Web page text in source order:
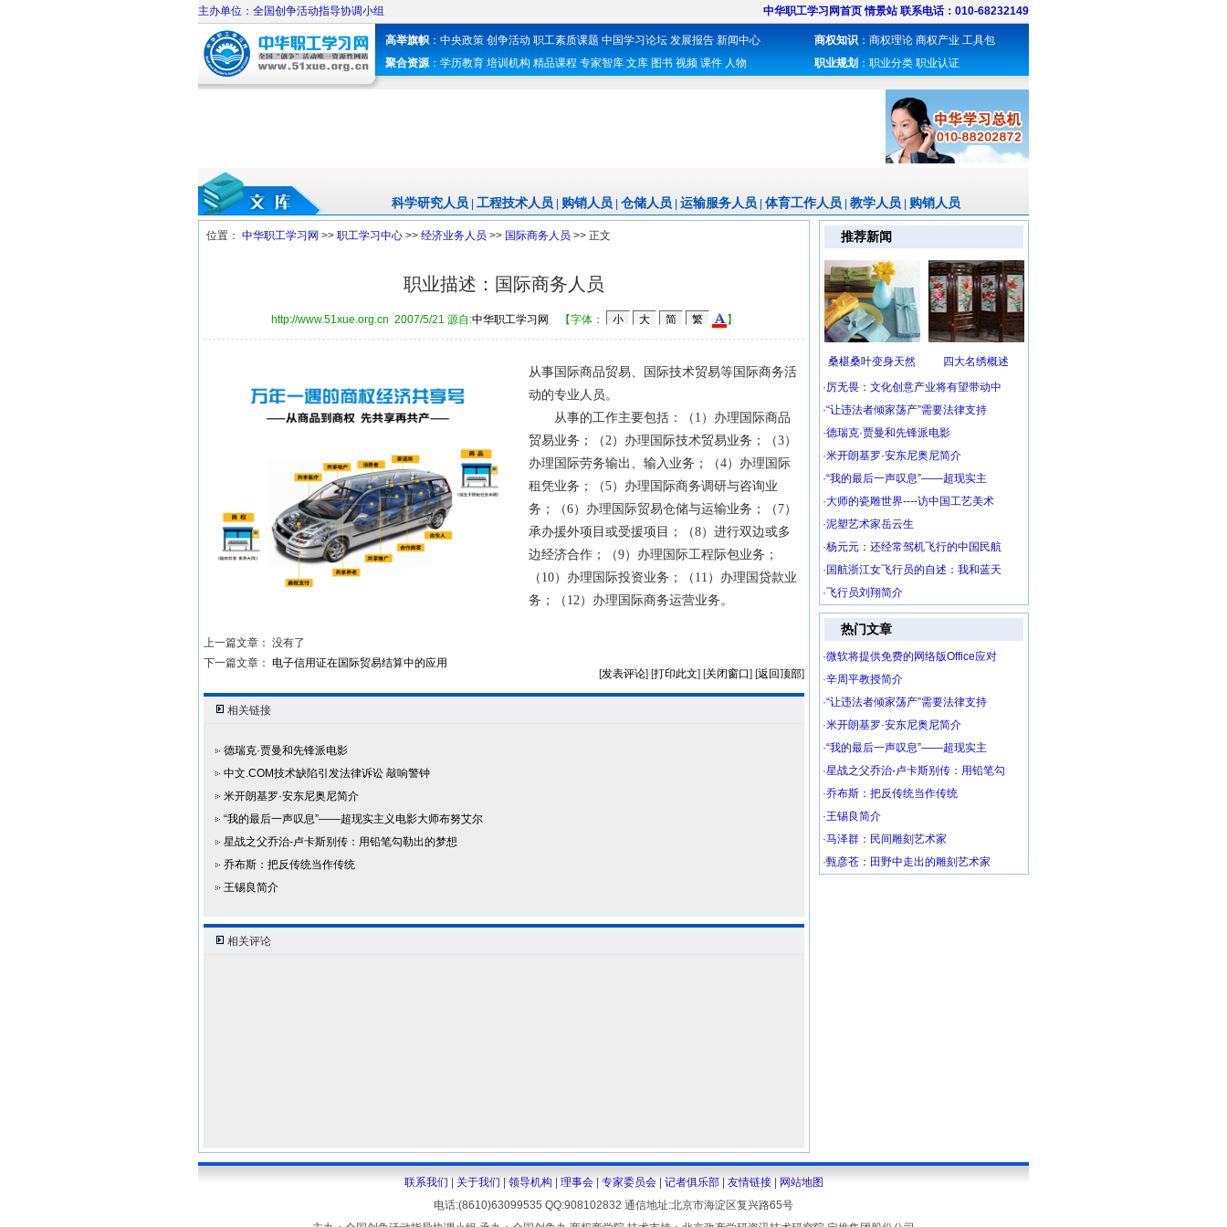
主办单位：全国创争活动指导协调小组 中华职工学习网首页 情景站 联系电话：010-68232149
商权知识 ： 商权理论 商权产业 工具包
高举旗帜 ： 中央政策 创争活动 职工素质课题 中国学习论坛 发展报告 新闻中心
职业规划 ： 职业分类 职业认证
聚合资源： 学历教育 培训机构 精品课程 专家智库 文库 图书 视频 课件 人物
科学研究人员 工程技术人员 购销人员 仓储人员 运输服务人员 体育工作人员 教学人员 购销人员
推荐新闻
桑椹桑叶变身天然
四大名绣概述
·厉无畏：文化创意产业将有望带动中
·“让违法者倾家荡产”需要法律支持
·德瑞克·贾曼和先锋派电影
·米开朗基罗·安东尼奥尼简介
·“我的最后一声叹息”——超现实主
·大师的瓷雕世界----访中国工艺美术
·泥塑艺术家岳云生
·杨元元：还经常驾机飞行的中国民航
· 国航浙江女飞行员的自述：我和蓝天
·飞行员刘翔简介
热门文章
·微软将提供免费的网络版Office应对
·辛周平教授简介
·“让违法者倾家荡产”需要法律支持
·米开朗基罗·安东尼奥尼简介
·“我的最后一声叹息”——超现实主
·星战之父乔治-卢卡斯别传：用铅笔勾
·乔布斯：把反传统当作传统
·王锡良简介
·马泽群：民间雕刻艺术家
·甄彦苍：田野中走出的雕刻艺术家
位置： 中华职工学习网 >> 职工学习中心 >> 经济业务人员 >> 国际商务人员 >> 正文
职业描述：国际商务人员
http://www.51xue.org.cn 2007/5/21 源自:中华职工学习网 【字体： 】
从事国际商品贸易、国际技术贸易等国际商务活
动的专业人员。
从事的工作主要包括：（1）办理国际商品
贸易业务；（2）办理国际技术贸易业务；（3）
办理国际劳务输出、输入业务；（4）办理国际
租凭业务；（5）办理国际商务调研与咨询业
务；（6）办理国际贸易仓储与运输业务；（7）
承办援外项目或受援项目；（8）进行双边或多
边经济合作；（9）办理国际工程际包业务；
（10）办理国际投资业务；（11）办理国贷款业
务；（12）办理国际商务运营业务。
上一篇文章： 没有了
下一篇文章： 电子信用证在国际贸易结算中的应用
[发表评论] [打印此文] [关闭窗口] [返回顶部]
相关链接
德瑞克·贾曼和先锋派电影
中文.COM技术缺陷引发法律诉讼 敲响警钟
米开朗基罗·安东尼奥尼简介
“我的最后一声叹息”——超现实主义电影大师布努艾尔
星战之父乔治-卢卡斯别传：用铅笔勾勒出的梦想
乔布斯：把反传统当作传统
王锡良简介
相关评论
联系我们 关于我们 领导机构 理事会| 专家委员会| 记者俱乐部| 友情链接|
网站地图
电话:(8610)63099535 QQ:908102832 通信地址:北京市海淀区复兴路65号